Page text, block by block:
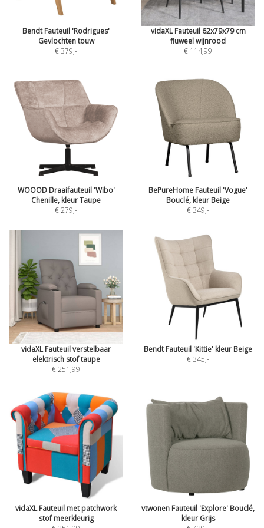
Bendt Fauteuil 'Rodrigues'
Gevlochten touw
€ 379,-
vidaXL Fauteuil 62x79x79 cm
fluweel wijnrood
€ 114,99
WOOOD Draaifauteuil 'Wibo'
Chenille, kleur Taupe
€ 279,-
BePureHome Fauteuil 'Vogue'
Bouclé, kleur Beige
€ 349,-
vidaXL Fauteuil verstelbaar
elektrisch stof taupe
€ 251,99
Bendt Fauteuil 'Kittie' kleur Beige
€ 345,-
vidaXL Fauteuil met patchwork
stof meerkleurig
vtwonen Fauteuil 'Explore' Bouclé,
kleur Grijs